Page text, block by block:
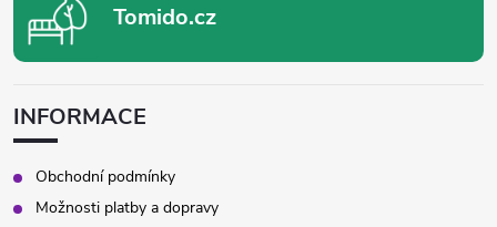
Tomido.cz
INFORMACE
Obchodní podmínky
Možnosti platby a dopravy